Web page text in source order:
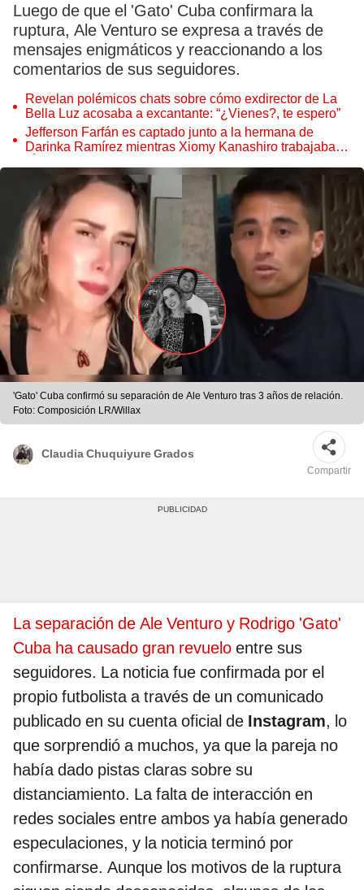
Luego de que el 'Gato' Cuba confirmara la
ruptura, Ale Venturo se expresa a través de
mensajes enigmáticos y reaccionando a los
comentarios de sus seguidores.
Revelan polémicos chats sobre cómo exdirector de La
Bella Luz acosaba a excantante: “¿Vienes?, te espero”
Jefferson Farfán es captado junto a la hermana de
Darinka Ramírez mientras Xiomy Kanashiro trabajaba:
'Gato' Cuba confirmó su separación de Ale Venturo tras 3 años de relación.
Foto: Composición LR/Willax
Claudia Chuquiyure Grados
Compartir
La separación de Ale Venturo y Rodrigo 'Gato'
Cuba ha causado gran revuelo entre sus
seguidores. La noticia fue confirmada por el
propio futbolista a través de un comunicado
publicado en su cuenta oficial de Instagram, lo
que sorprendió a muchos, ya que la pareja no
había dado pistas claras sobre su
distanciamiento. La falta de interacción en
redes sociales entre ambos ya había generado
especulaciones, y la noticia terminó por
confirmarse. Aunque los motivos de la ruptura